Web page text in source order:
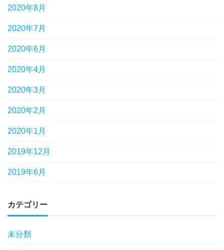
2020年8月
2020年7月
2020年6月
2020年4月
2020年3月
2020年2月
2020年1月
2019年12月
2019年6月
カテゴリー
未分類